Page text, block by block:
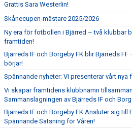
Grattis Sara Westerlin!
Skånecupen-mästare 2025/2026
Ny era för fotbollen i Bjärred – två klubbar
framtiden!
Bjärreds IF och Borgeby FK blir Bjärreds FF
börjar!
Spännande nyheter: Vi presenterar vårt nya
Vi skapar framtidens klubbnamn
Sammanslagningen av Bjärreds IF och
Bjärreds IF och Borgeby FK Ansluter sig till
Spännande Satsning för Våren!